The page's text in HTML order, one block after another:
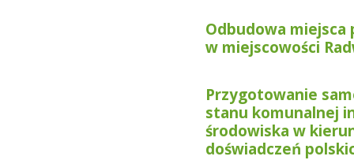
Odbudowa miejsca
w miejscowości
Przygotowanie
stanu komunalnej
środowiska w
doświadczeń